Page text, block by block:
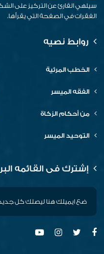
سيلهي القارئ عن التركيز على
الفقرات في الصفحة التي يقرأها.
روابط نصيه
الخطب المرئية
الفقه الميسر
من أحكام الزكاة
التوحيد الميسر
إشترك فى القائمه